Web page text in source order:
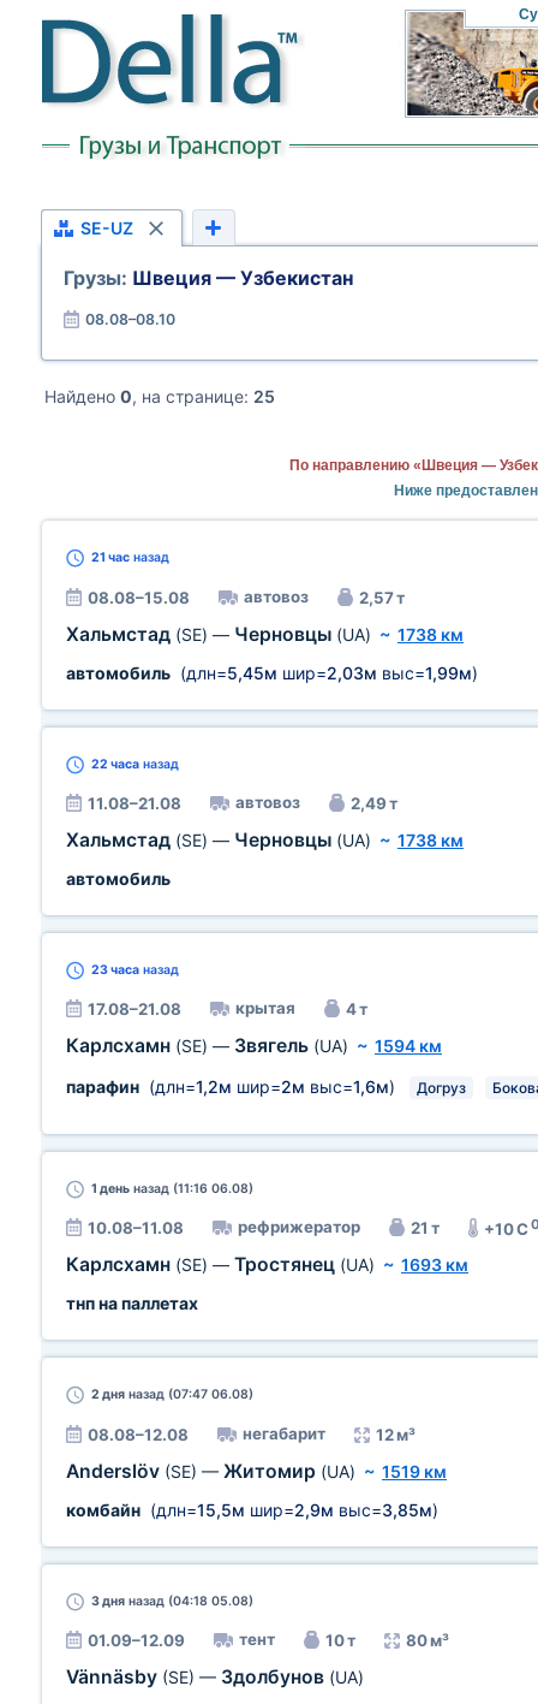
SE-UZ
Грузы: Швеция — Узбекистан
08.08–08.10
Найдено 0, на странице: 25
По направлению «Швеция —
Ниже
21 час назад
08.08–15.08 автовоз 2,57 т
Хальмстад (SE) — Черновцы (UA) ~ 1738 км
автомобиль (длн=5,45м шир=2,03м выс=1,99м)
22 часа назад
11.08–21.08 автовоз 2,49 т
Хальмстад (SE) — Черновцы (UA) ~ 1738 км
автомобиль
23 часа назад
17.08–21.08 крытая 4 т
Карлсхамн (SE) — Звягель (UA) ~ 1594 км
парафин (длн=1,2м шир=2м выс=1,6м) Догруз
1 день назад (11:16 06.08)
10.08–11.08 рефрижератор 21 т +10 C
Карлсхамн (SE) — Тростянец (UA) ~ 1693 км
тнп на паллетах
2 дня назад (07:47 06.08)
08.08–12.08 негабарит 12 м³
Anderslöv (SE) — Житомир (UA) ~ 1519 км
комбайн (длн=15,5м шир=2,9м выс=3,85м)
3 дня назад (04:18 05.08)
01.09–12.09 тент 10 т 80 м³
Vännäsby (SE) — Здолбунов (UA)